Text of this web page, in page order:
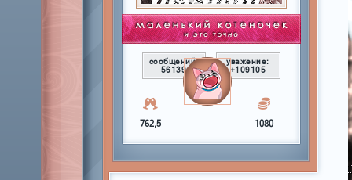
сообщений:
56139
уважение:
+109105
762,5 1080